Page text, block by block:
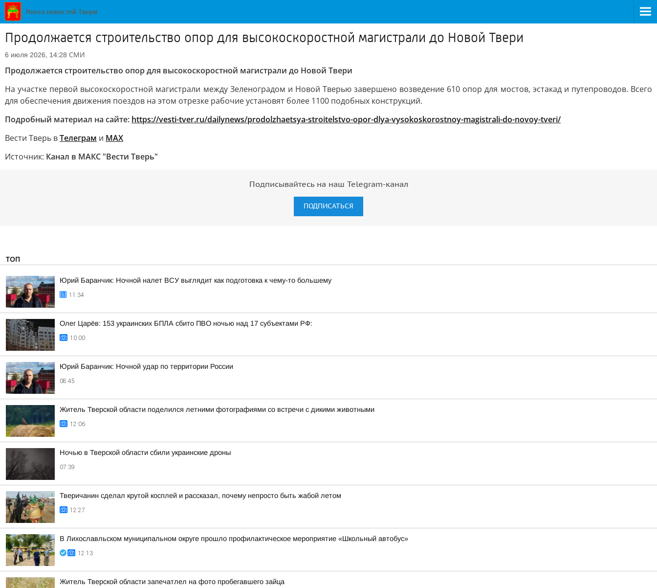
Продолжается строительство опор для высокоскоростной магистрали до Новой Твери
6 июля 2026, 14:28 СМИ
Продолжается строительство опор для высокоскоростной магистрали до Новой Твери
На участке первой высокоскоростной магистрали между Зеленоградом и Новой Тверью завершено возведение 610 опор для мостов, эстакад и путепроводов. Всего
для обеспечения движения поездов на этом отрезке рабочие установят более 1100 подобных конструкций.
Подробный материал на сайте: https://vesti-tver.ru/dailynews/prodolzhaetsya-stroitelstvo-opor-dlya-vysokoskorostnoy-magistrali-do-novoy-tveri/
Вести Тверь вТелеграм и МАХ
Источник: Канал в МАКС "Вести Тверь"
Подписывайтесь на наш Telegram-канал
ПОДПИСАТЬСЯ
ТОП
Юрий Баранчик: Ночной налет ВСУ выглядит как подготовка к чему-то большему
11:34
Олег Царёв: 153 украинских БПЛА сбито ПВО ночью над 17 субъектами РФ:
10:00
Юрий Баранчик: Ночной удар по территории России
08:45
Житель Тверской области поделился летними фотографиями со встречи с дикими животными
12:06
Ночью в Тверской области сбили украинские дроны
07:39
Тверичанин сделал крутой косплей и рассказал, почему непросто быть жабой летом
12:27
В Лихославльском муниципальном округе прошло профилактическое мероприятие «Школьный автобус»
12:13
Житель Тверской области запечатлел на фото пробегавшего зайца